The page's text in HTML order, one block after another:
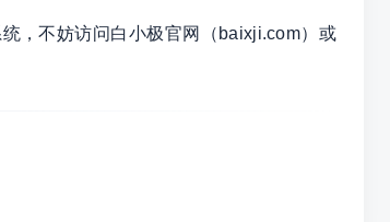
，不妨访问白小极官网（baixji.com）或